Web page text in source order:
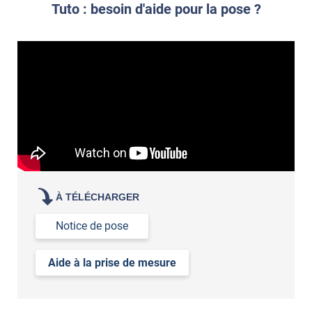
Tuto : besoin d'aide pour la pose ?
À TÉLÉCHARGER
Notice de pose
Aide à la prise de mesure